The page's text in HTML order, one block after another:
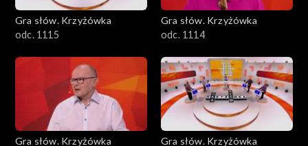
Gra słów. Krzyżówka
odc. 1115
Gra słów. Krzyżówka
odc. 1114
Gra słów. Krzyżówka
Gra słów. Krzyżówka